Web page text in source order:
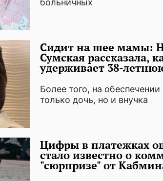
больничных
Сидит на шее мамы:
Сумская рассказала,
удерживает 38-
Более того, на
только дочь, но и внучка
Цифры в платежках
стало известно о
"сюрпризе" от